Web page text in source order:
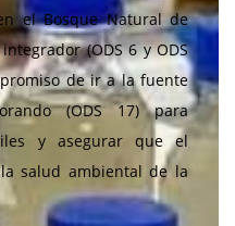
el Bosque Natural de
(ODS 6 y ODS
de ir a la fuente
(ODS 17) para
y asegurar que el
salud ambiental de la